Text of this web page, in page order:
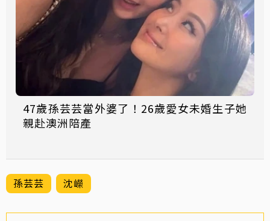
47歲孫芸芸當外婆了！26歲愛女未婚生子她
親赴澳洲陪產
孫芸芸 沈嶸